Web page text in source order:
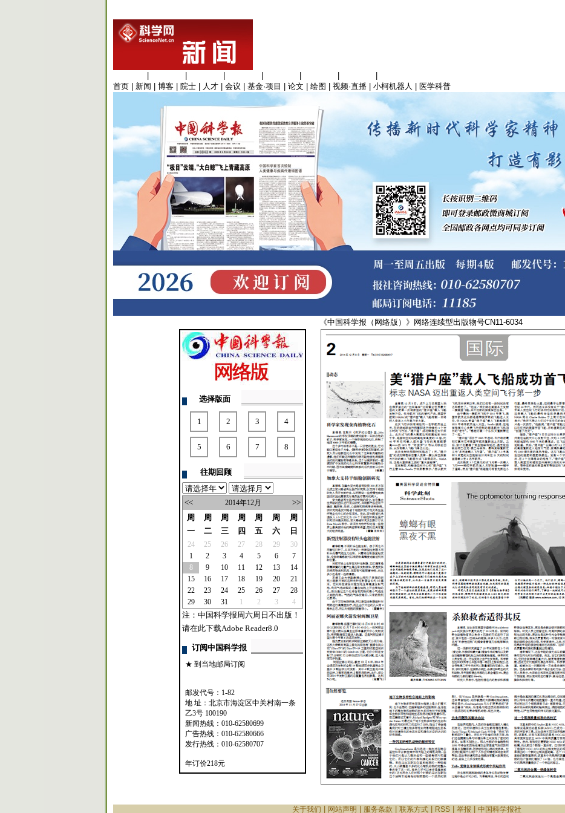
首页
新闻 博客 院士 人才 会议 基金·项目 论文 绘图 视频·直播 小柯机器人 医学科普
《中国科学报（网络版）》网络连续型出版物号CN11-6034
选择版面
1 2 3 4
5 6 7 8
往期回顾
<< 2014年12月
>>
周
一
周
二
周
三
周
四
周
五
周
六
周
日
24 25 26 27 28 29
30
1
2 3 4 5 6
7
8
9 10 11 12 13
14
15
16 17 18 19 20
21
22
23 24 25 26 27
28
29
30 31 1 2 3 4
注：中国科学报周六周日不出版！
请在此下载Adobe Reader8.0
订阅中国科学报
★ 到当地邮局订阅
邮发代号：1-82
地 址：北京市海淀区中关村南一条
乙3号 100190
新闻热线：010-62580699
广告热线：010-62580666
发行热线：010-62580707
年订价218元
关于我们 网站声明 服务条款 联系方式| RSS| 举报 中国科学报社